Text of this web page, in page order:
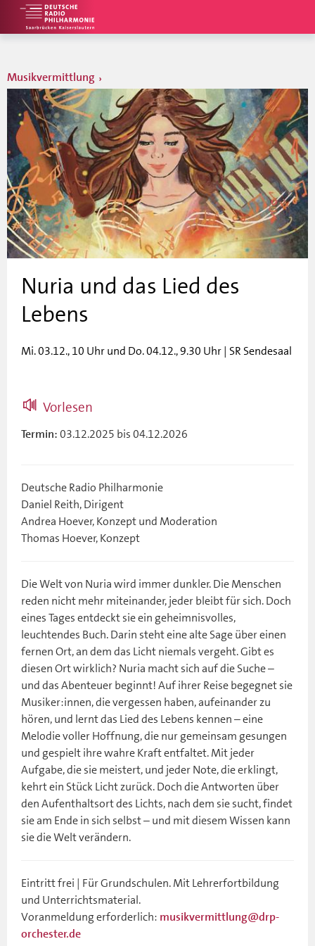
Musikvermittlung
Nuria und das Lied des
Lebens
Mi. 03.12., 10 Uhr und Do. 04.12., 9.30 Uhr | SR Sendesaal
Vorlesen
Termin: 03.12.2025 bis 04.12.2026
Deutsche Radio Philharmonie
Daniel Reith, Dirigent
Andrea Hoever, Konzept und Moderation
Thomas Hoever, Konzept
Die Welt von Nuria wird immer dunkler. Die Menschen
reden nicht mehr miteinander, jeder bleibt für sich. Doch
eines Tages entdeckt sie ein geheimnisvolles,
leuchtendes Buch. Darin steht eine alte Sage über einen
fernen Ort, an dem das Licht niemals vergeht. Gibt es
diesen Ort wirklich? Nuria macht sich auf die Suche –
und das Abenteuer beginnt! Auf ihrer Reise begegnet sie
Musiker:innen, die vergessen haben, aufeinander zu
hören, und lernt das Lied des Lebens kennen – eine
Melodie voller Hoffnung, die nur gemeinsam gesungen
und gespielt ihre wahre Kraft entfaltet. Mit jeder
Aufgabe, die sie meistert, und jeder Note, die erklingt,
kehrt ein Stück Licht zurück. Doch die Antworten über
den Aufenthaltsort des Lichts, nach dem sie sucht, findet
sie am Ende in sich selbst – und mit diesem Wissen kann
sie die Welt verändern.
Eintritt frei | Für Grundschulen. Mit Lehrerfortbildung
und Unterrichtsmaterial.
Voranmeldung erforderlich: musikvermittlung@drp-
orchester.de